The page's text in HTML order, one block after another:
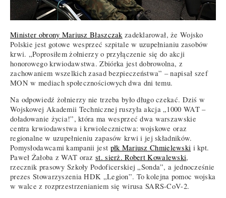
Minister obrony Mariusz Błaszczak zadeklarował, że Wojsko
Polskie jest gotowe wesprzeć szpitale w uzupełnianiu zasobów
krwi. „Poprosiłem żołnierzy o przyłączenie się do akcji
honorowego krwiodawstwa. Zbiórka jest dobrowolna, z
zachowaniem wszelkich zasad bezpieczeństwa” – napisał szef
MON w mediach społecznościowych dwa dni temu.
Na odpowiedź żołnierzy nie trzeba było długo czekać. Dziś w
Wojskowej Akademii Technicznej ruszyła akcja „1000 WAT –
doładowanie życia!”, która ma wesprzeć dwa warszawskie
centra krwiodawstwa i krwiolecznictwa: wojskowe oraz
regionalne w uzupełnieniu zapasów krwi i jej składników.
Pomysłodawcami kampanii jest płk Mariusz Chmielewski i kpt.
Paweł Żałoba z WAT orazst. sierż. Robert Kowalewski,
rzecznik prasowy Szkoły Podoficerskiej „Sonda”, a jednocześnie
prezes Stowarzyszenia HDK „Legion”. To kolejna pomoc wojska
w walce z rozprzestrzenianiem się wirusa SARS-CoV-2.